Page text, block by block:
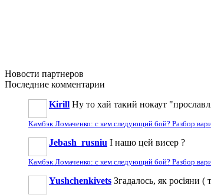
Новости партнеров
Последние комментарии
Kirill Ну то хай такий нокаут
Камбэк Ломаченко: с кем следующий бой? Разбор
Jebash_rusniu І нашо цей висер ?
Камбэк Ломаченко: с кем следующий бой? Разбор
Yushchenkivets Згадалось, як росіяни (